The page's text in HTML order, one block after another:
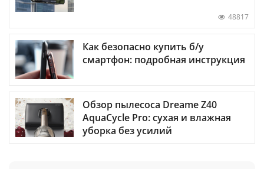
48817
Как безопасно купить б/у
смартфон: подробная инструкция
Обзор пылесоса Dreame Z40
AquaCycle Pro: сухая и влажная
уборка без усилий